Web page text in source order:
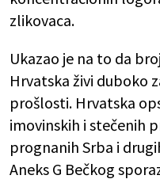
zlikovaca.
Ukazao je na to da
Hrvatska živi duboko
prošlosti. Hrvatska
imovinskih i stečenih
prognanih Srba i
Aneks G Bečkog